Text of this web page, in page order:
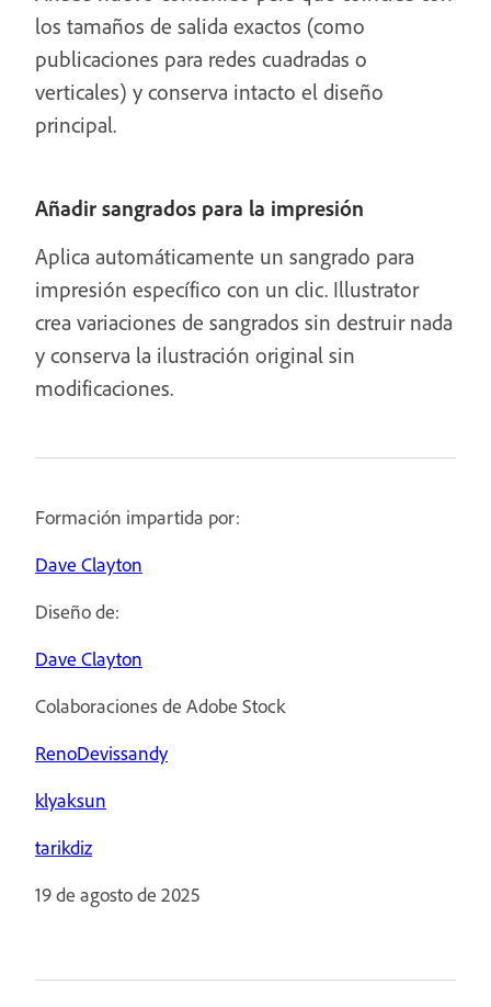
los tamaños de salida exactos (como
publicaciones para redes cuadradas o
verticales) y conserva intacto el diseño
principal.
Añadir sangrados para la impresión
Aplica automáticamente un sangrado para
impresión específico con un clic. Illustrator
crea variaciones de sangrados sin destruir nada
y conserva la ilustración original sin
modificaciones.
Formación impartida por:
Dave Clayton
Diseño de:
Dave Clayton
Colaboraciones de Adobe Stock
RenoDevissandy
klyaksun
tarikdiz
19 de agosto de 2025